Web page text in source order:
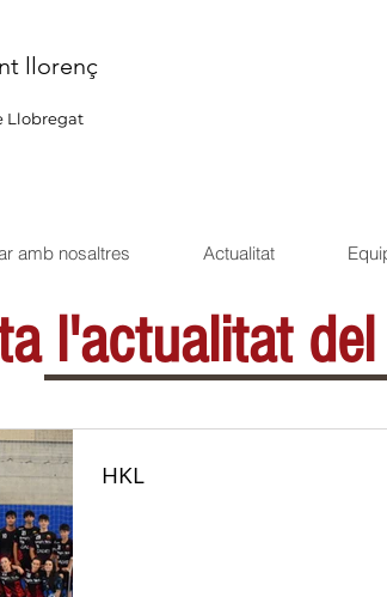
llorenç
Llobregat
amb nosaltres Actualitat
l'actualitat
HKL